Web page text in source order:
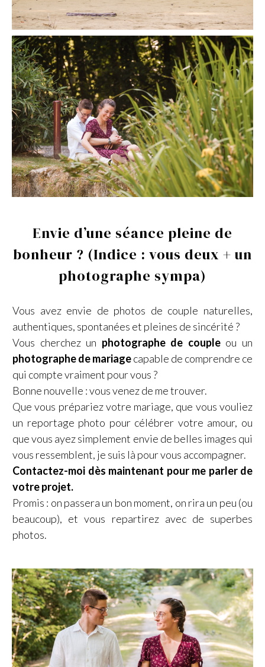
Envie d’une séance pleine de
bonheur ? (Indice : vous deux + un
photographe sympa)
Vous avez envie de photos de couple naturelles,
authentiques, spontanées et pleines de sincérité ?
Vous cherchez un photographe de coupleou un
photographe de mariagecapable de comprendre ce
qui compte vraiment pour vous ?
Bonne nouvelle : vous venez de me trouver.
Que vous prépariez votre mariage, que vous vouliez
un reportage photo pour célébrer votre amour, ou
que vous ayez simplement envie de belles images qui
vous ressemblent, je suis là pour vous accompagner.
Contactez-moi dès maintenant pour me parler de
votre projet.
Promis : on passera un bon moment, on rira un peu (ou
beaucoup), et vous repartirez avec de superbes
photos.